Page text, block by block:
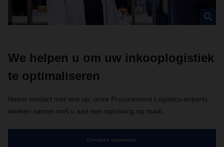
We helpen u om uw inkooplogistiek
te optimaliseren
Neem contact met ons op: onze Procurement Logistics-experts
werken samen met u aan een oplossing op maat.
Contact opnemen